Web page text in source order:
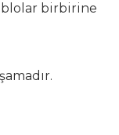
birbirine